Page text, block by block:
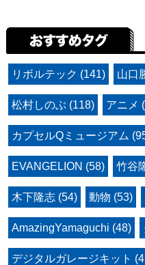
リボルテック (141) 山口
松村しのぶ (118) アニメ
カプセルQミュージアム
EVANGELION (58) 竹谷
木下隆志 (54) 動物 (53)
AmazingYamaguchi (48)
デジタルガレージキット